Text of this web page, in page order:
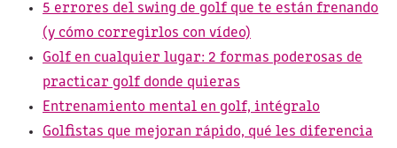
5 errores del swing de golf que te están frenando
(y cómo corregirlos con vídeo)
Golf en cualquier lugar: 2 formas poderosas de
practicar golf donde quieras
Entrenamiento mental en golf, intégralo
Golfistas que mejoran rápido, qué les diferencia